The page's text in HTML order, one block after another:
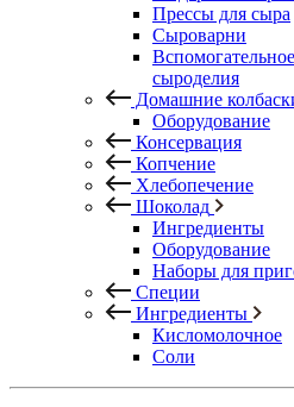
Прессы для сыра
Сыроварни
сыроделия
Домашние
Оборудование
Консервация
Копчение
Хлебопечение
Шоколад
Ингредиенты
Оборудование
Наборы для
Специи
Ингредиенты
Кисломолочное
Соли